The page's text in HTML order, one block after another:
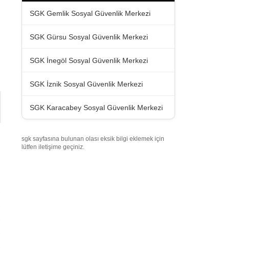
SGK Gemlik Sosyal Güvenlik Merkezi
SGK Gürsu Sosyal Güvenlik Merkezi
SGK İnegöl Sosyal Güvenlik Merkezi
SGK İznik Sosyal Güvenlik Merkezi
SGK Karacabey Sosyal Güvenlik Merkezi
sgk sayfasına bulunan olası eksik bilgi eklemek için
lütfen iletişime geçiniz.